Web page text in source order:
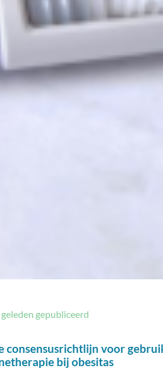
consensusrichtlijn voor
bij obesitas
gepubliceerd